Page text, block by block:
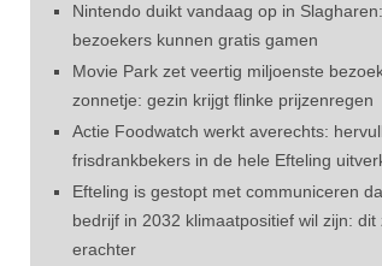
Nintendo duikt vandaag op in Slagharen:
bezoekers kunnen gratis gamen
Movie Park zet veertig miljoenste
zonnetje: gezin krijgt flinke prijzenregen
Actie Foodwatch werkt averechts:
frisdrankbekers in de hele Efteling
Efteling is gestopt met communiceren
bedrijf in 2032 klimaatpositief wil zijn: dit
erachter